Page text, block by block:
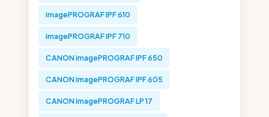
imagePROGRAF IPF 610
imagePROGRAF IPF 710
CANON imagePROGRAF IPF 650
CANON imagePROGRAF IPF 605
CANON imagePROGRAF LP 17